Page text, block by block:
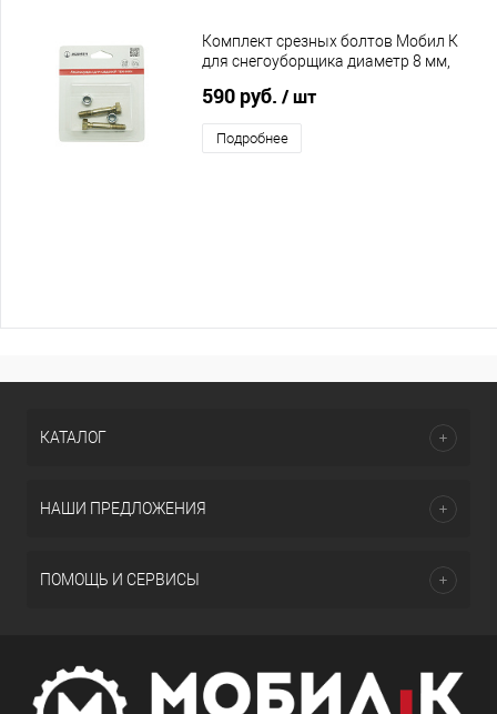
Комплект срезных болтов Мобил К
для снегоуборщика диаметр 8 мм,
590 руб. / шт
Подробнее
КАТАЛОГ
НАШИ ПРЕДЛОЖЕНИЯ
ПОМОЩЬ И СЕРВИСЫ